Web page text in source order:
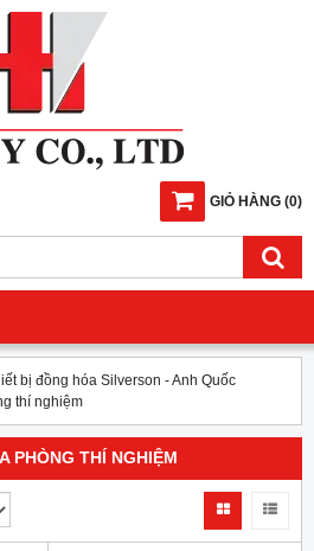
GIỎ HÀNG (0)
bị đồng hóa Silverson - Anh Quốc
thí nghiệm
PHÒNG THÍ NGHIỆM